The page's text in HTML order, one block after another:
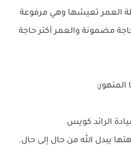
العمر تعيشها وهي مرفوعة
مضمونة والعمر أكتر حاجة
الرائد كويس
يبدل الله من حال إلى حال.